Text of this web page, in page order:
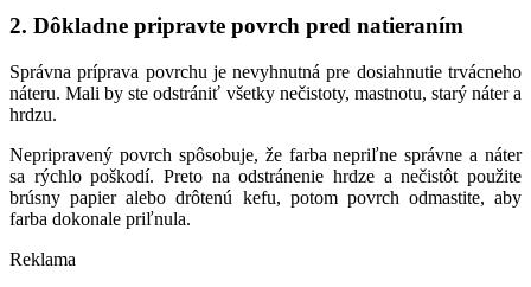
2. Dôkladne pripravte povrch pred natieraním
Správna príprava povrchu je nevyhnutná pre dosiahnutie trvácneho
náteru. Mali by ste odstrániť všetky nečistoty, mastnotu, starý náter a
hrdzu.
Nepripravený povrch spôsobuje, že farba nepriľne správne a náter
sa rýchlo poškodí. Preto na odstránenie hrdze a nečistôt použite
brúsny papier alebo drôtenú kefu, potom povrch odmastite, aby
farba dokonale priľnula.
Reklama